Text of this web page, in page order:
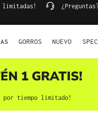
limitadas!
GORROS NUEVO
1 GRATIS!
por tiempo limitado!